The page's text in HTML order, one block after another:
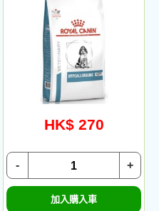
HK$ 270
+
-
加入購入車